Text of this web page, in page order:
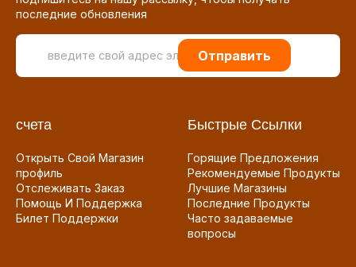
последние обновления
Отправить
счета
Открыть Свой Магазин
профиль
Отслеживать Заказ
Помощь И Поддержка
Билет Поддержки
Быстрые Ссылки
Горящие Предложения
Рекомендуемые Продукты
Лучшие Магазины
Последние Продукты
Часто задаваемые
вопросы